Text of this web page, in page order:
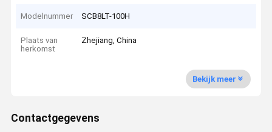
Modelnummer SCB8LT-100H
Plaats van
herkomst
Zhejiang, China
Bekijk meer
Contactgegevens